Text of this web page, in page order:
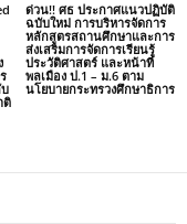
ติ
ด่วน!! ศธ ประกาศแนวปฏิบัติ
ฉบับใหม่ การบริหารจัดการ
หลักสูตรสถานศึกษาและการ
ส่งเสริมการจัดการเรียนรู้
ประวัติศาสตร์ และหน้าที่
พลเมือง ป.1 – ม.6 ตาม
นโยบายกระทรวงศึกษาธิการ